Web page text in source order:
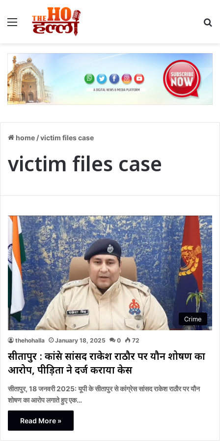
Menu
home /victim files case
victim files case
Crime
thehohalla January 18, 2025 0 72
सीतापुर : कांग्रेस सांसद राकेश राठौर पर यौन शोषण का
आरोप, पीड़िता ने दर्ज कराया केस
सीतापुर, 18 जनवरी 2025: यूपी के सीतापुर से कांग्रेस सांसद राकेश राठौर पर यौन
शोषण का आरोप लगाते हुए एक…
Read More »